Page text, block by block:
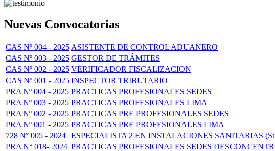
Nuevas Convocatorias
CAS Nº 004 - 2025 ASISTENTE DE CONTROL ADUANERO
CAS Nº 003 - 2025 GESTOR DE TRÁMITES
CAS Nº 002 - 2025 VERIFICADOR FISCALIZACION
CAS Nº 001 - 2025 INSPECTOR TRIBUTARIO
PRA Nº 004 - 2025 PRACTICAS PROFESIONALES SEDES
PRA Nº 003 - 2025 PRACTICAS PROFESIONALES LIMA
PRA Nº 002 - 2025 PRACTICAS PRE PROFESIONALES SEDES
PRA Nº 001 - 2025 PRACTICAS PRE PROFESIONALES LIMA
728 N° 005 - 2024
ESPECIALISTA 2 EN INSTALACIONES SANITARIAS
PRA N° 018- 2024 PRACTICAS PROFESIONALES SEDES